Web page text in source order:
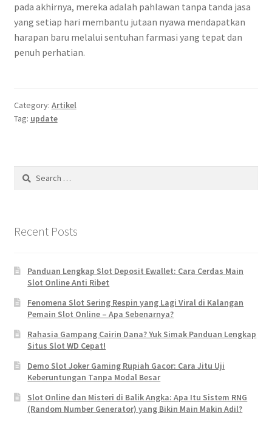
pada akhirnya, mereka adalah pahlawan tanpa tanda jasa
yang setiap hari membantu jutaan nyawa mendapatkan
harapan baru melalui sentuhan farmasi yang tepat dan
penuh perhatian.
Category: Artikel
Tag: update
Search
Recent Posts
Panduan Lengkap Slot Deposit Ewallet: Cara Cerdas Main
Slot Online Anti Ribet
Fenomena Slot Sering Respin yang Lagi Viral di Kalangan
Pemain Slot Online – Apa Sebenarnya?
Rahasia Gampang Cairin Dana? Yuk Simak Panduan Lengkap
Situs Slot WD Cepat!
Demo Slot Joker Gaming Rupiah Gacor: Cara Jitu Uji
Keberuntungan Tanpa Modal Besar
Slot Online dan Misteri di Balik Angka: Apa Itu Sistem RNG
(Random Number Generator) yang Bikin Main Makin Adil?